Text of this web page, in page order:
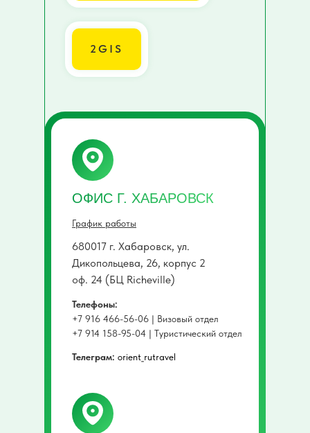
ОФИС Г. ХАБАРОВСК
680017 г. Хабаровск, ул.
Дикопольцева, 26, корпус 2
оф. 24 (БЦ Richeville)
График работы
Телефоны:
+7 916 466-56-06 | Визовый отдел
+7 914 158-95-04 | Туристический отдел
Телеграм: orient_rutravel
2GIS